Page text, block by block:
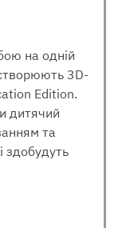
на одній
створюють 3D-
Edition.
дитячий
та
здобудуть